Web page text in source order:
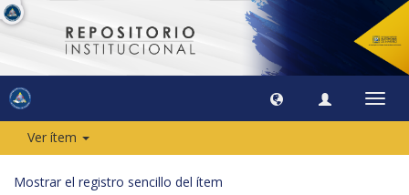
Ver ítem
Mostrar el registro sencillo del ítem